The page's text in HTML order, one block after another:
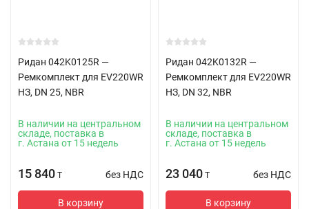
Ридан 042K0125R —
Ремкомплект для EV220WR
НЗ, DN 25, NBR
В наличии на центральном
складе, поставка в
г. Астана от 15 недель
15 840 T без НДС
В корзину
Ридан 042K0132R —
Ремкомплект для EV220WR
НЗ, DN 32, NBR
В наличии на центральном
складе, поставка в
г. Астана от 15 недель
23 040 T без НДС
В корзину